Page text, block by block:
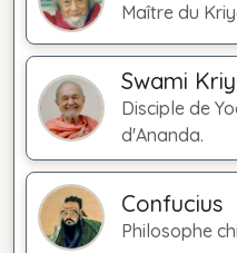
Maître du
Swami
Disciple de
d'Ananda.
Confucius
Philosophe